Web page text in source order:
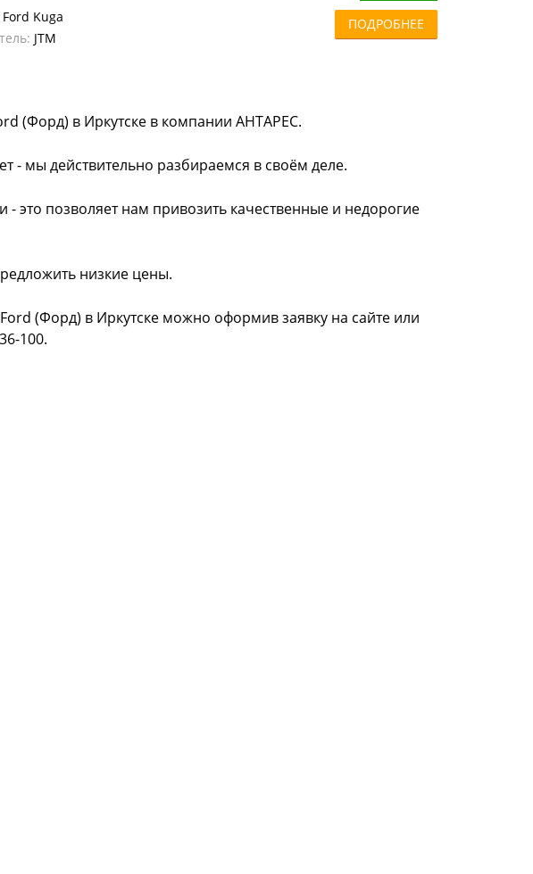
Ford Kuga
JTM
ПОДРОБНЕЕ
(Форд) в Иркутске в компании АНТАРЕС.
- мы действительно разбираемся в своём деле.
это позволяет нам привозить качественные и недорогие
низкие цены.
(Форд) в Иркутске можно оформив заявку на сайте или
100.